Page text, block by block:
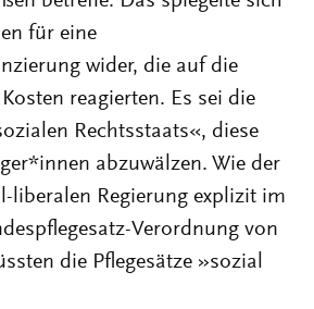
für eine
wider, die auf die
reagierten. Es sei die
Rechtsstaats«, diese
abzuwälzen. Wie der
liberalen Regierung explizit im
Verordnung von
die Pflegesätze »sozial